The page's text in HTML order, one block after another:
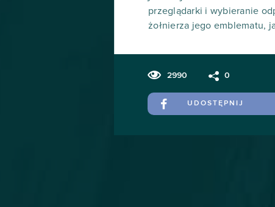
przeglądarki i wybieranie
żołnierza jego emblematu,
2990 0
UDOSTĘPNIJ